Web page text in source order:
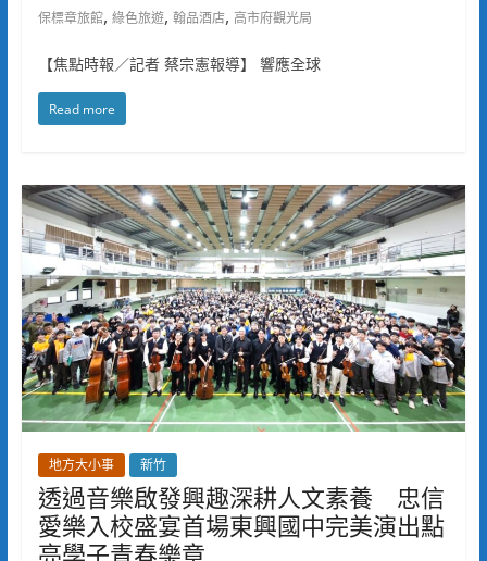
保標章旅館, 綠色旅遊, 翰品酒店, 高市府觀光局
【焦點時報／記者 蔡宗憲報導】 響應全球
Read more
地方大小事 新竹
透過音樂啟發興趣深耕人文素養 忠信
愛樂入校盛宴首場東興國中完美演出點
亮學子青春樂章